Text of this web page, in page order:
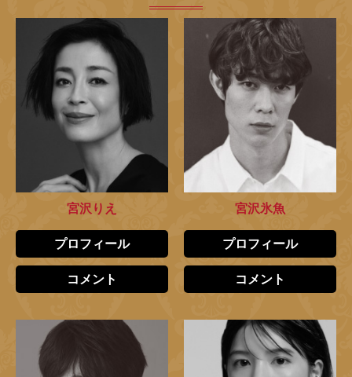
宮沢りえ
プロフィール
コメント
宮沢氷魚
プロフィール
コメント